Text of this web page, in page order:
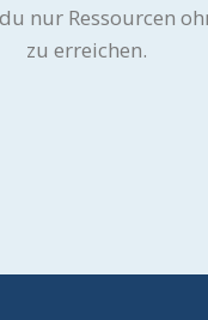
nur Ressourcen
zu erreichen.